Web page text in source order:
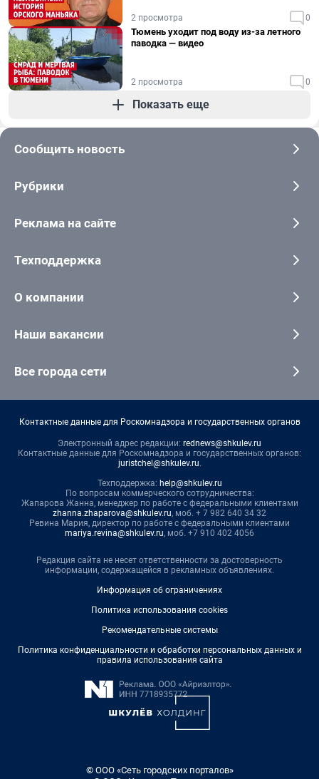
2 просмотра 0
Тюмень уходит под воду из-за летного
паводка — видео
2 просмотра 0
Показать еще
Сообщить новость
Рубрики
Реклама на сайте
Техподдержка
О компании
Наши вакансии
Все города сети
Контактные данные для Роскомнадзора и государственных органов
Электронный адрес редакции: rednews@shkulev.ru
Контактные данные для Роскомнадзора и государственных органов:
juristchel@shkulev.ru.
Техподдержка: help@shkulev.ru
По вопросам коммерческого сотрудничества:
Жапарова Жанна, менеджер по работе с федеральными клиентами
zhanna.zhaparova@shkulev.ru, моб. + 7 982 640 34 32
Ревина Мария, директор по работе с федеральными клиентами
mariya.revina@shkulev.ru, моб. +7 910 402 4056
Редакция сайта не несет ответственности за достоверность
информации, содержащейся в рекламных объявлениях.
Информация об ограничениях
Политика использования cookies
Рекомендательные системы
Политика конфиденциальности и обработки персональных данных и
правила использования сайта
© ООО «Сеть городских порталов»